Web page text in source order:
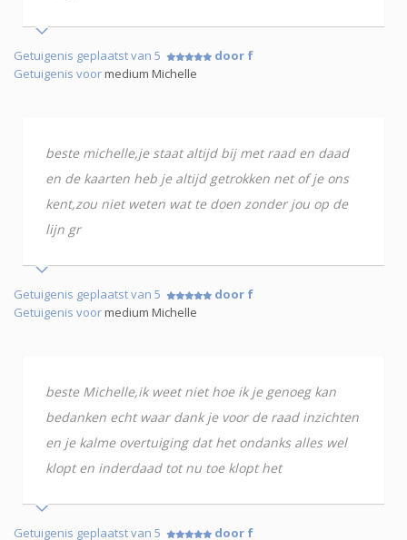
Getuigenis geplaatst van 5
door f
Getuigenis voormedium Michelle
beste michelle,je staat altijd bij met raad en daad
en de kaarten heb je altijd getrokken net of je ons
kent,zou niet weten wat te doen zonder jou op de
lijn gr
Getuigenis geplaatst van 5
door f
Getuigenis voormedium Michelle
beste Michelle,ik weet niet hoe ik je genoeg kan
bedanken echt waar dank je voor de raad inzichten
en je kalme overtuiging dat het ondanks alles wel
klopt en inderdaad tot nu toe klopt het
Getuigenis geplaatst van 5 door f